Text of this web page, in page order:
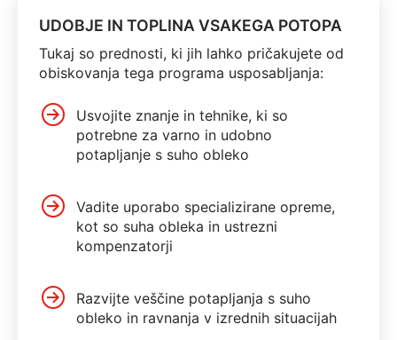
UDOBJE IN TOPLINA VSAKEGA POTOPA
Tukaj so prednosti, ki jih lahko pričakujete od
obiskovanja tega programa usposabljanja:
Usvojite znanje in tehnike, ki so
potrebne za varno in udobno
potapljanje s suho obleko
Vadite uporabo specializirane opreme,
kot so suha obleka in ustrezni
kompenzatorji
Razvijte veščine potapljanja s suho
obleko in ravnanja v izrednih situacijah